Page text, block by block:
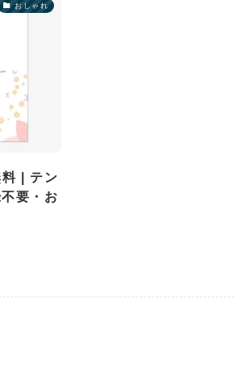
おしゃれ
| テン
要・お